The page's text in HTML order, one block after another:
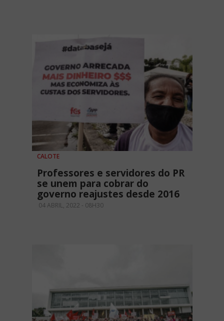
CALOTE
Professores e servidores do PR
se unem para cobrar do
governo reajustes desde 2016
04 ABRIL, 2022 - 08H30